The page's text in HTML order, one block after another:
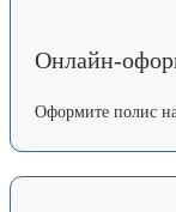
Онлайн-
Оформите полис